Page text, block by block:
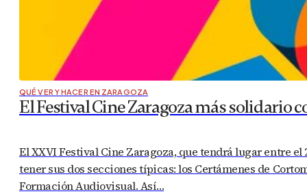
QUÉ VER Y HACER EN ZARAGOZA
El Festival Cine Zaragoza más solidario
El XXVI Festival Cine Zaragoza, que tendrá lugar entre
tener sus dos secciones típicas: los Certámenes de
Formación Audiovisual. Así…